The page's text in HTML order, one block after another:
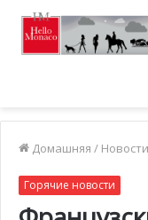
Домашняя / Новости
Горячие новости